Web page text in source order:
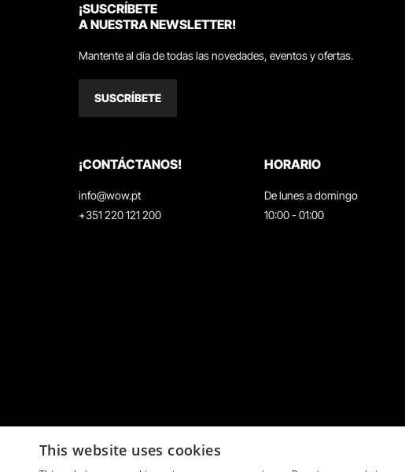
¡SUSCRÍBETE
A NUESTRA NEWSLETTER!
Mantente al día de todas las novedades, eventos y ofertas.
SUSCRÍBETE
¡CONTÁCTANOS!
info@wow.pt
+351 220 121 200
HORARIO
De lunes a domingo
10:00 - 01:00
This website uses cookies